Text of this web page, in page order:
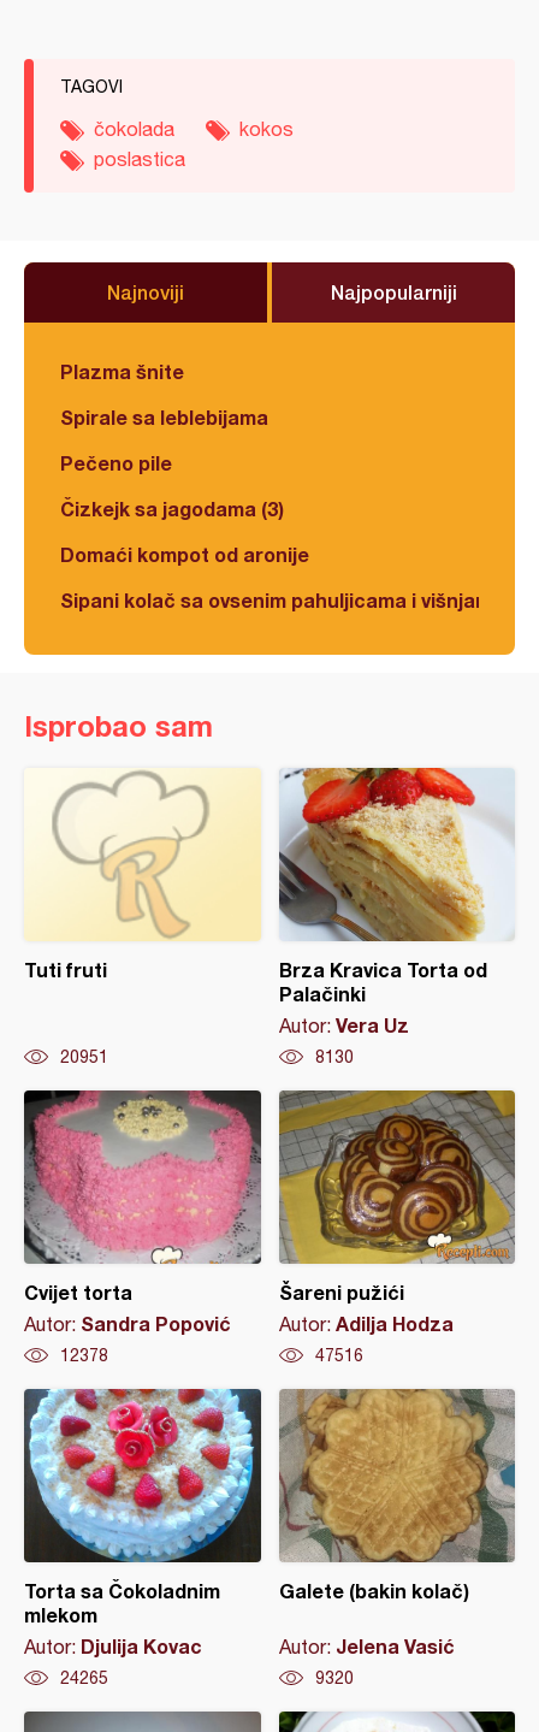
TAGOVI
čokolada
kokos
poslastica
Najnoviji Najpopularniji
Plazma šnite
Spirale sa leblebijama
Pečeno pile
Čizkejk sa jagodama (3)
Domaći kompot od aronije
Sipani kolač sa ovsenim pahuljicama i višnjama
Isprobao sam
Tuti fruti
20951
Brza Kravica Torta od
Palačinki
Autor: Vera Uz
8130
Cvijet torta
Autor: Sandra Popović
12378
Šareni pužići
Autor: Adilja Hodza
47516
Torta sa Čokoladnim
mlekom
Autor: Djulija Kovac
24265
Galete (bakin kolač)
Autor: Jelena Vasić
9320